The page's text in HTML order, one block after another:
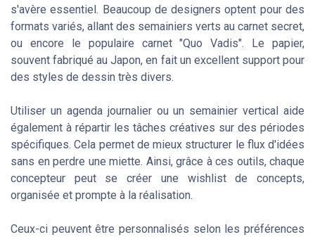
s'avère essentiel. Beaucoup de designers optent pour des
formats variés, allant des semainiers verts au carnet secret,
ou encore le populaire carnet "Quo Vadis". Le papier,
souvent fabriqué au Japon, en fait un excellent support pour
des styles de dessin très divers.
Utiliser un agenda journalier ou un semainier vertical aide
également à répartir les tâches créatives sur des périodes
spécifiques. Cela permet de mieux structurer le flux d'idées
sans en perdre une miette. Ainsi, grâce à ces outils, chaque
concepteur peut se créer une wishlist de concepts,
organisée et prompte à la réalisation.
Ceux-ci peuvent être personnalisés selon les préférences